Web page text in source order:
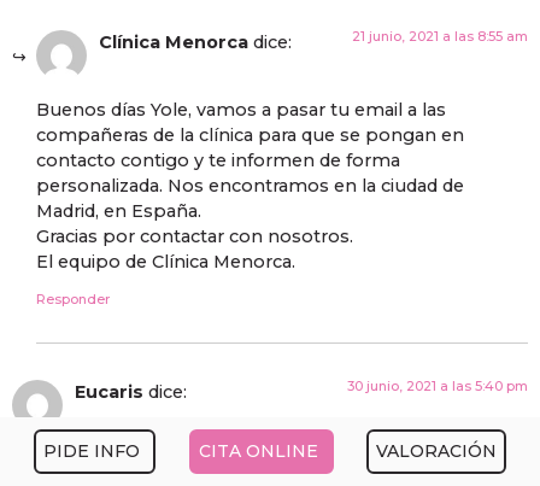
Clínica Menorca dice: 21 junio, 2021 a las 8:55 am
Buenos días Yole, vamos a pasar tu email a las
compañeras de la clínica para que se pongan en
contacto contigo y te informen de forma
personalizada. Nos encontramos en la ciudad de
Madrid, en España.
Gracias por contactar con nosotros.
El equipo de Clínica Menorca.
Responder
Eucaris dice: 30 junio, 2021 a las 5:40 pm
Me gustaria conocer el precio de esta cirugia
PIDE INFO CITA ONLINE VALORACIÓN